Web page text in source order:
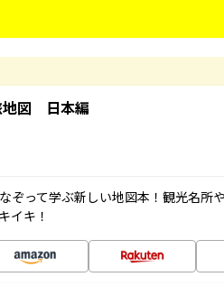
図 日本編
ぞって学ぶ新しい地図本！観光名所
イキ！